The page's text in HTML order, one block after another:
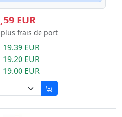
EUR
plus frais de port
EUR
EUR
EUR